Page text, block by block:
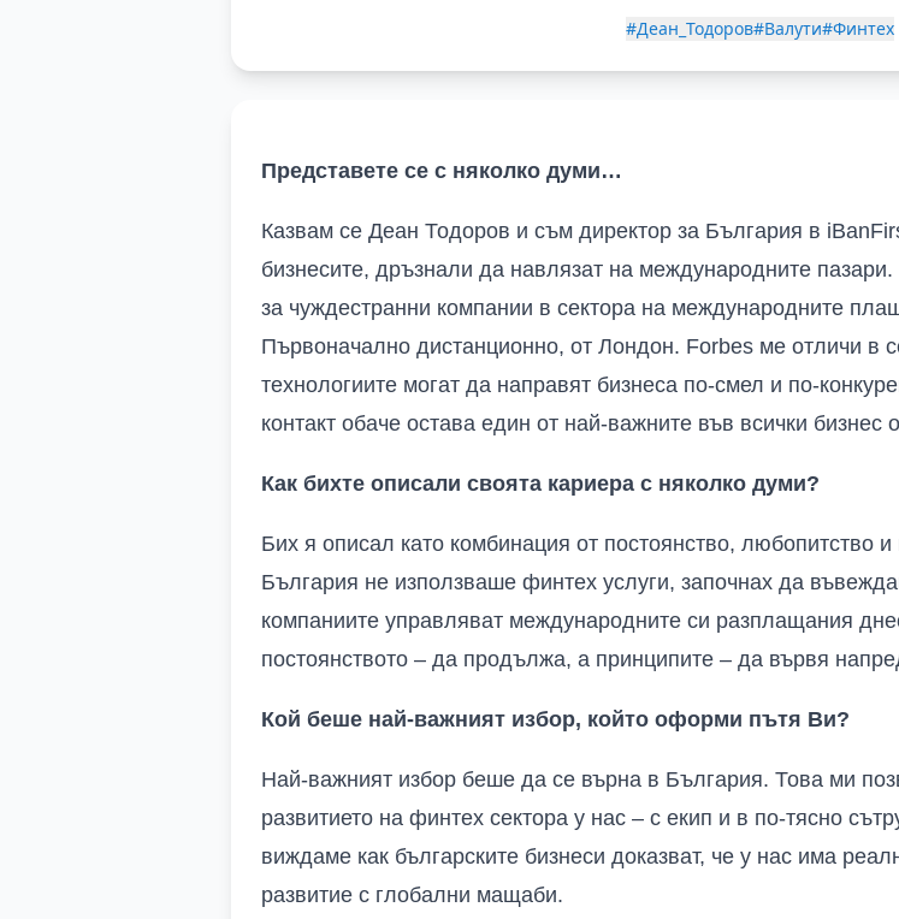
#Деан_Тодоров#Валути#Финтех
Представете се с няколко думи…
Казвам се Деан Тодоров и съм директор за България в
бизнесите, дръзнали да навлязат на международните
за чуждестранни компании в сектора на международните
Първоначално дистанционно, от Лондон. Forbes ме отличи в
технологиите могат да направят бизнеса по-смел и по-
контакт обаче остава един от най-важните във всички бизнес
Как бихте описали своята кариера с няколко думи?
Бих я описал като комбинация от постоянство, любопитство
България не използваше финтех услуги, започнах да
компаниите управляват международните си разплащания
постоянството – да продължа, а принципите – да вървя
Кой беше най-важният избор, който оформи пътя Ви?
Най-важният избор беше да се върна в България. Това ми
развитието на финтех сектора у нас – с екип и в по-тясно
виждаме как българските бизнеси доказват, че у нас има
развитие с глобални мащаби.